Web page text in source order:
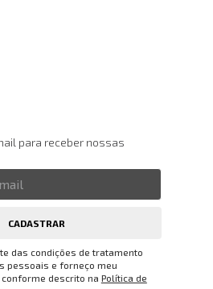
para receber nossas
CADASTRAR
das condições de tratamento
pessoais e forneço meu
descrito na Política de